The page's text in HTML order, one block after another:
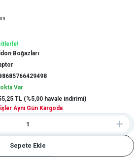
Boğazları
Var
TL (%5,00 havale indirimi)
Aynı Gün Kargoda
Sepete Ekle